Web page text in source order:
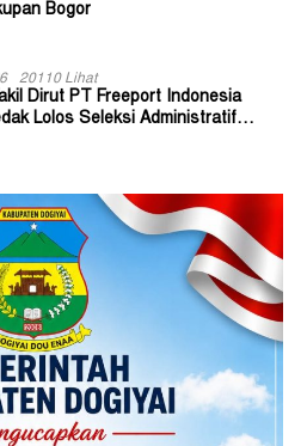
Bogor
20110 Lihat
Dirut PT Freeport Indonesia
Lolos Seleksi Administratif